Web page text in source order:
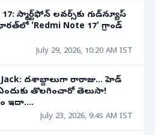
17: స్మార్ట్‌ఫోన్ లవర్స్‌కు గుడ్‌న్యూస్
'Redmi Note 17' గ్రాండ్
July 29, 2026, 10:20 AM IST
Jack: దశాబ్దాలుగా రారాజు... హెడ్
తొలగించారో తెలుసా!
ఇదా....
July 23, 2026, 9:45 AM IST